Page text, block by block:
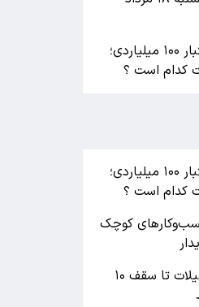
از وام ۷۰۰ میلیون تومانی تا اعتبار ۱۰۰ میلیاردی؛
کدام است ؟
از وام ۷۰۰ میلیون تومانی تا اعتبار ۱۰۰ میلیاردی؛
کدام است ؟
کوچک
طرح «ماهان دی»؛ پرداخت تسهیلات تا سقف ۱۰